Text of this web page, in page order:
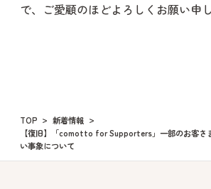
で、ご愛顧のほどよろしくお願い申
TOP
新着情報
【復旧】「comotto for Supporters」一部のお客さ
い事象について